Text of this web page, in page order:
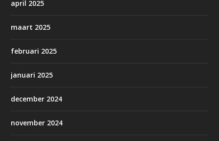
april 2025
maart 2025
februari 2025
januari 2025
december 2024
november 2024